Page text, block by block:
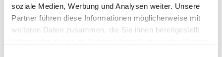
soziale Medien, Werbung und Analysen weiter. Unsere
Partner führen diese Informationen möglicherweise mit
weiteren Daten zusammen, die Sie ihnen bereitgestellt